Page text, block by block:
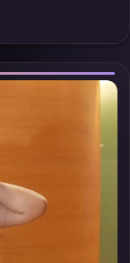
摄影与配乐强化
视剧在线看」延
。